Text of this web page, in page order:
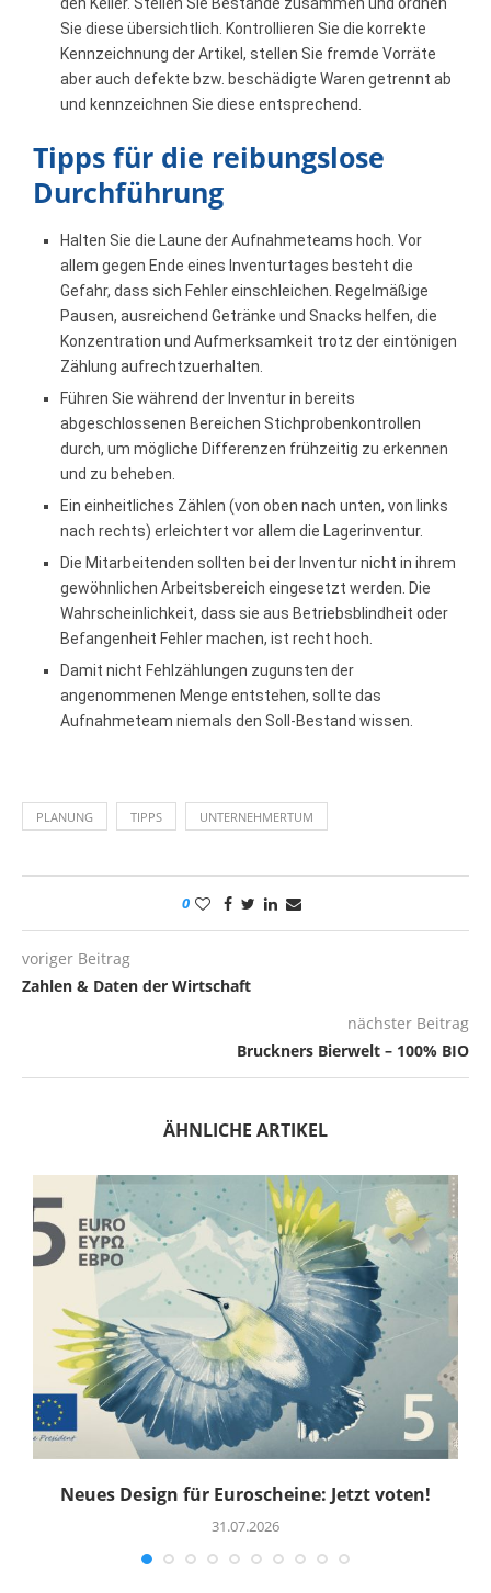
Sie diese übersichtlich. Kontrollieren Sie die korrekte
Kennzeichnung der Artikel, stellen Sie fremde Vorräte
aber auch defekte bzw. beschädigte Waren getrennt ab
und kennzeichnen Sie diese entsprechend.
Tipps für die reibungslose
Durchführung
Halten Sie die Laune der Aufnahmeteams hoch. Vor
allem gegen Ende eines Inventurtages besteht die
Gefahr, dass sich Fehler einschleichen. Regelmäßige
Pausen, ausreichend Getränke und Snacks helfen, die
Konzentration und Aufmerksamkeit trotz der eintönigen
Zählung aufrechtzuerhalten.
Führen Sie während der Inventur in bereits
abgeschlossenen Bereichen Stichprobenkontrollen
durch, um mögliche Differenzen frühzeitig zu erkennen
und zu beheben.
Ein einheitliches Zählen (von oben nach unten, von links
nach rechts) erleichtert vor allem die Lagerinventur.
Die Mitarbeitenden sollten bei der Inventur nicht in ihrem
gewöhnlichen Arbeitsbereich eingesetzt werden. Die
Wahrscheinlichkeit, dass sie aus Betriebsblindheit oder
Befangenheit Fehler machen, ist recht hoch.
Damit nicht Fehlzählungen zugunsten der
angenommenen Menge entstehen, sollte das
Aufnahmeteam niemals den Soll-Bestand wissen.
PLANUNG TIPPS UNTERNEHMERTUM
0
voriger Beitrag
Zahlen & Daten der Wirtschaft
nächster Beitrag
Bruckners Bierwelt – 100% BIO
ÄHNLICHE ARTIKEL
Neues Design für Euroscheine: Jetzt voten!
31.07.2026